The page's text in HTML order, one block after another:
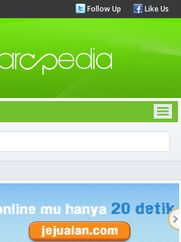
Follow Up Like Us